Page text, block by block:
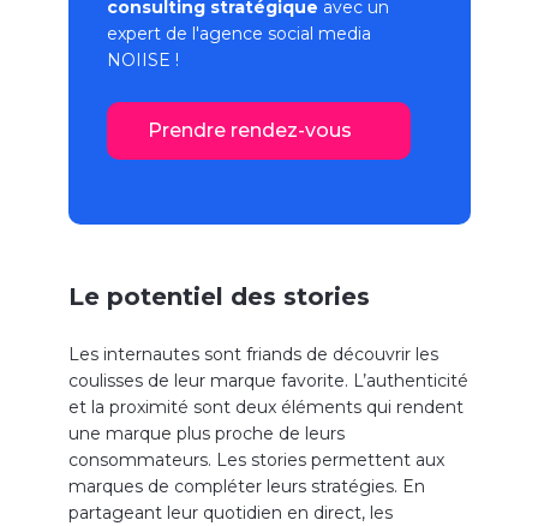
consulting stratégique avec un
expert de l'agence social media
NOIISE !
Prendre rendez-vous
Le potentiel des stories
Les internautes sont friands de découvrir les
coulisses de leur marque favorite. L’authenticité
et la proximité sont deux éléments qui rendent
une marque plus proche de leurs
consommateurs. Les stories permettent aux
marques de compléter leurs stratégies. En
partageant leur quotidien en direct, les